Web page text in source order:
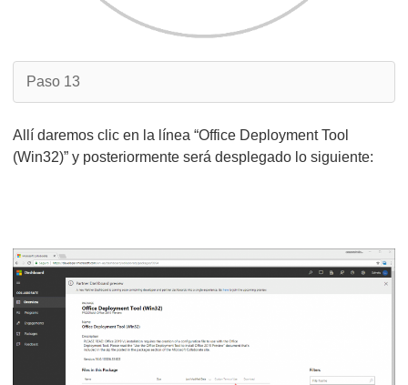
Paso 13
Allí daremos clic en la línea “Office Deployment Tool
(Win32)” y posteriormente será desplegado lo siguiente: